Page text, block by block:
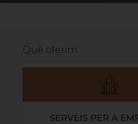
Què oferim
SERVEIS PER A